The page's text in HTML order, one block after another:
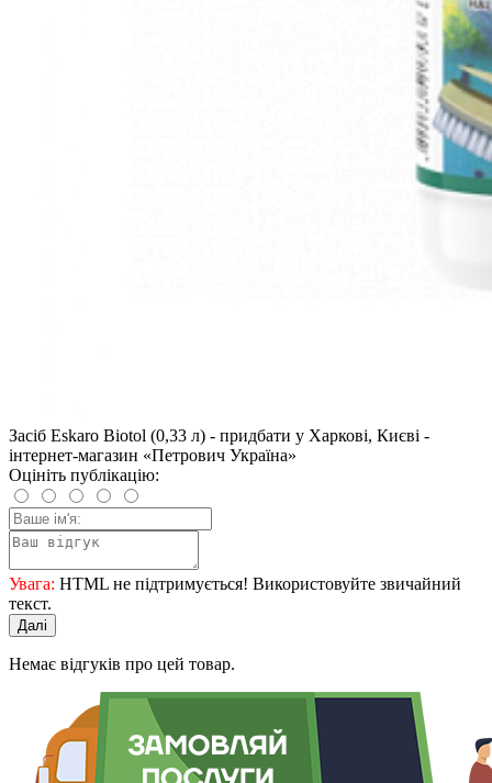
Засіб Eskaro Biotol (0,33 л) - придбати у Харкові, Києві -
інтернет-магазин «Петрович Україна»
Оцініть публікацію:
Увага: HTML не підтримується! Використовуйте звичайний
текст.
Далі
Немає відгуків про цей товар.